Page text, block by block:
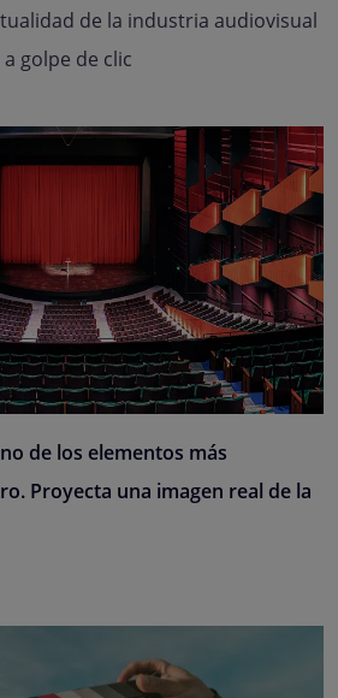
de la industria audiovisual
a golpe de clic
de los elementos más
Proyecta una imagen real de la